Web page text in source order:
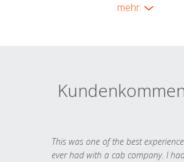
mehr
This was one of the best
ever had with a cab company. I